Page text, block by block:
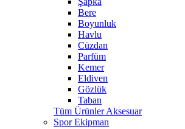
Bere
Boyunluk
Havlu
Cüzdan
Parfüm
Kemer
Eldiven
Gözlük
Taban
Tüm Ürünler Aksesuar
Spor Ekipman